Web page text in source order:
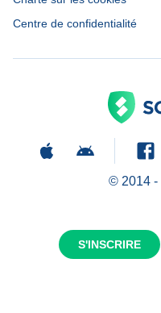
S'INSCRIRE
Centre de confidentialité
© 2014 -